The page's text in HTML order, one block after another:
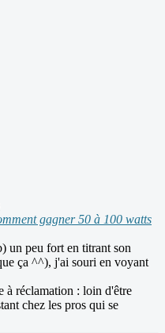
gagner 50 à 100 watts
un peu fort en titrant son
ça ^^), j'ai souri en voyant
à réclamation : loin d'être
chez les pros qui se